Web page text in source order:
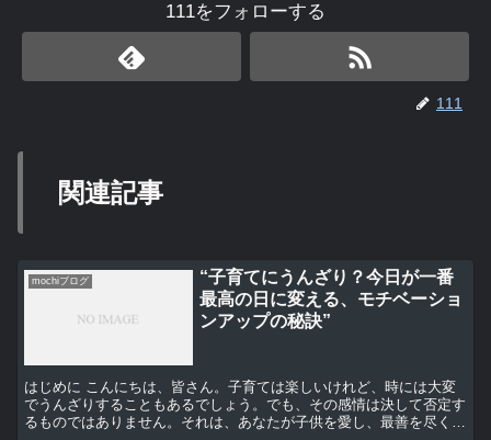
111をフォローする
111
関連記事
mochiブログ
“子育てにうんざり？今日が一番
最高の日に変える、モチベーショ
ンアップの秘訣”
はじめに こんにちは、皆さん。子育ては楽しいけれど、時には大変
でうんざりすることもあるでしょう。でも、その感情は決して否定す
るものではありません。それは、あなたが子供を愛し、最善を尽くそ